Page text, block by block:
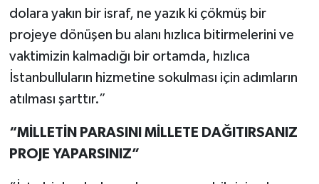
dolara yakın bir israf, ne yazık ki çökmüş bir
projeye dönüşen bu alanı hızlıca bitirmelerini ve
vaktimizin kalmadığı bir ortamda, hızlıca
İstanbulluların hizmetine sokulması için adımların
atılması şarttır.”
“MİLLETİN PARASINI MİLLETE DAĞITIRSANIZ
PROJE YAPARSINIZ”